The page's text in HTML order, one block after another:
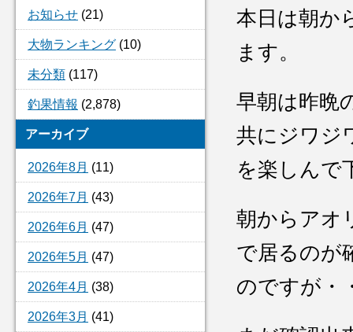
お知らせ (21)
大物ランキング (10)
未分類 (117)
釣果情報 (2,878)
アーカイブ
2026年8月 (11)
2026年7月 (43)
2026年6月 (47)
2026年5月 (47)
2026年4月 (38)
2026年3月 (41)
本日は朝か
ます。
早朝は昨晩
共にジワジ
を楽しんで
朝からアオ
で居るのが
のですが・